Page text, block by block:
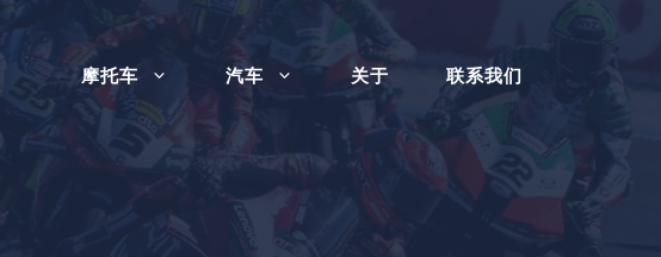
摩托车 汽车 关于 联系我们